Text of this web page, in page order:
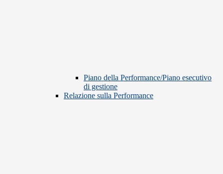
Piano della Performance/Piano esecutivo
di gestione
Relazione sulla Performance